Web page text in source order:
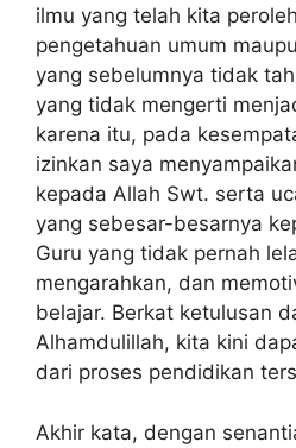
ilmu yang telah kita
pengetahuan umum
yang sebelumnya tidak
yang tidak mengerti
karena itu, pada
izinkan saya
kepada Allah Swt. serta
yang sebesar-besarnya
Guru yang tidak pernah
mengarahkan, dan
belajar. Berkat ketulusan
Alhamdulillah, kita kini
dari proses pendidikan
Akhir kata, dengan